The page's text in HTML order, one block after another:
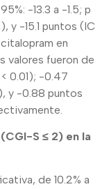
-13.3 a -1.5; p
y -15.1 puntos (IC
en
valores fueron de
0.01); -0.47
y -0.88 puntos
S ≤ 2) en la
de 10.2% a